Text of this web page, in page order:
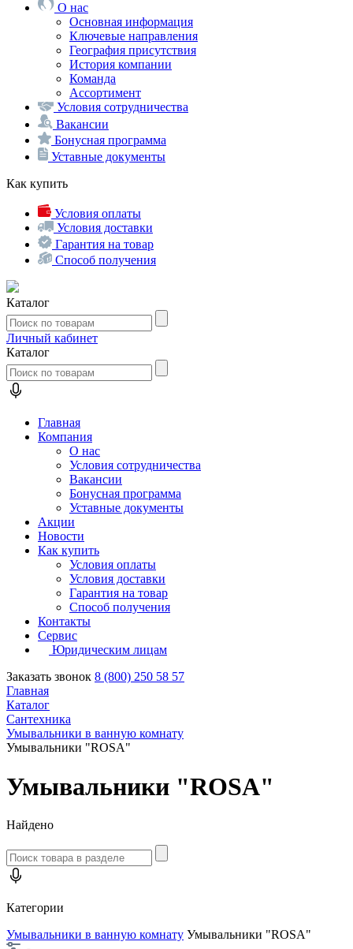
О нас
Основная информация
Ключевые направления
География присутствия
История компании
Команда
Ассортимент
Условия сотрудничества
Вакансии
Бонусная программа
Уставные документы
Как купить
Условия оплаты
Условия доставки
Гарантия на товар
Способ получения
Каталог
Личный кабинет
Каталог
Главная
Компания
О нас
Условия сотрудничества
Вакансии
Бонусная программа
Уставные документы
Акции
Новости
Как купить
Условия оплаты
Условия доставки
Гарантия на товар
Способ получения
Контакты
Сервис
Юридическим лицам
Заказать звонок 8 (800) 250 58 57
Главная
Каталог
Сантехника
Умывальники в ванную комнату
Умывальники "ROSA"
Умывальники "ROSA"
Найдено
Категории
Умывальники в ванную комнату Умывальники "ROSA"